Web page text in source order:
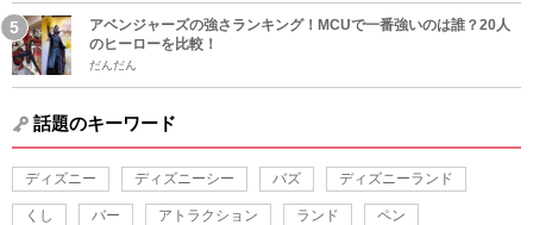
アベンジャーズの強さランキング！MCUで一番強いのは誰？20人
のヒーローを比較！
だんだん
話題のキーワード
ディズニー ディズニーシー バズ ディズニーランド
くし バー アトラクション ランド ペン